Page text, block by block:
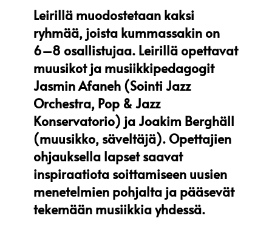
Leirillä muodostetaan kaksi
ryhmää, joista kummassakin on
6–8 osallistujaa. Leirillä opettavat
muusikot ja musiikkipedagogit
Jasmin Afaneh (Sointi Jazz
Orchestra, Pop & Jazz
Konservatorio) ja Joakim Berghäll
(muusikko, säveltäjä). Opettajien
ohjauksella lapset saavat
inspiraatiota soittamiseen uusien
menetelmien pohjalta ja pääsevät
tekemään musiikkia yhdessä.